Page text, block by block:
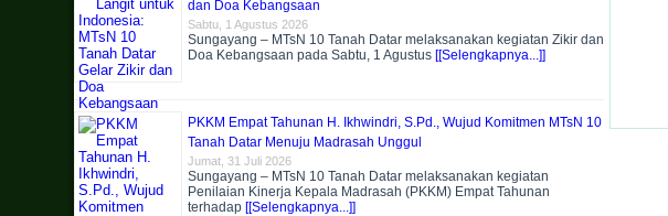
dan Doa Kebangsaan
Sabtu, 1 Agustus 2026
Sungayang – MTsN 10 Tanah Datar melaksanakan kegiatan Zikir dan
Doa Kebangsaan pada Sabtu, 1 Agustus [[Selengkapnya...]]
PKKM Empat Tahunan H. Ikhwindri, S.Pd., Wujud Komitmen MTsN 10
Tanah Datar Menuju Madrasah Unggul
Jumat, 31 Juli 2026
Sungayang – MTsN 10 Tanah Datar melaksanakan kegiatan
Penilaian Kinerja Kepala Madrasah (PKKM) Empat Tahunan
terhadap [[Selengkapnya...]]